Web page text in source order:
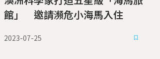
館」 邀請瀕危小海馬入住
2023-07-25